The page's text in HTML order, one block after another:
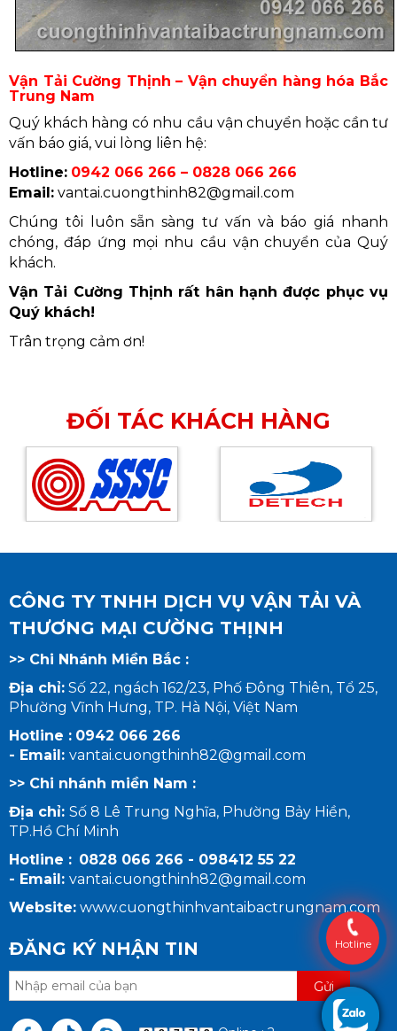
Vận Tải Cường Thịnh – Vận chuyển hàng hóa Bắc
Trung Nam
Quý khách hàng có nhu cầu vận chuyển hoặc cần tư
vấn báo giá, vui lòng liên hệ:
Hotline: 0942 066 266 – 0828 066 266
Email: vantai.cuongthinh82@gmail.com
Chúng tôi luôn sẵn sàng tư vấn và báo giá nhanh
chóng, đáp ứng mọi nhu cầu vận chuyển của Quý
khách.
Vận Tải Cường Thịnh rất hân hạnh được phục vụ
Quý khách!
Trân trọng cảm ơn!
ĐỐI TÁC KHÁCH HÀNG
CÔNG TY TNHH DỊCH VỤ VẬN TẢI VÀ
THƯƠNG MẠI CƯỜNG THỊNH
>> Chi Nhánh Miền Bắc :
Địa chỉ: Số 22, ngách 162/23, Phố Đông Thiên, Tổ 25,
Phường Vĩnh Hưng, TP. Hà Nội, Việt Nam
Hotline : 0942 066 266
- Email: vantai.cuongthinh82@gmail.com
>> Chi nhánh miền Nam :
Địa chỉ: Số 8 Lê Trung Nghĩa, Phường Bảy Hiền,
TP.Hồ Chí Minh
Hotline : 0828 066 266 - 098412 55 22
- Email: vantai.cuongthinh82@gmail.com
Website: www.cuongthinhvantaibactrungnam.com
ĐĂNG KÝ NHẬN TIN Hotline